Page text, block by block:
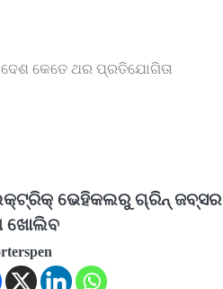
ଦେଶ କେତେ ଥର ପ୍ରତିଯୋଗିତା
ଭେହିକଲରୁ ଗ୍ରିନ୍ ଜବ୍ସର
ଖୋଲିବ